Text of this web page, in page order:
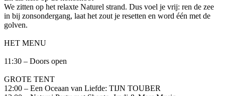
We zitten op het relaxte Naturel strand. Dus voel je vrij: ren de zee
in bij zonsondergang, laat het zout je resetten en word één met de
golven.
HET MENU
11:30 – Doors open
GROTE TENT
12:00 – Een Oceaan van Liefde: TIJN TOUBER